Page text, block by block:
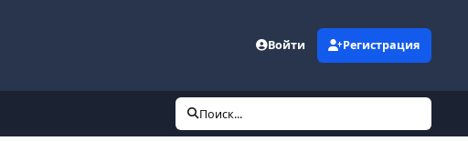
Войти Регистрация
Поиск...